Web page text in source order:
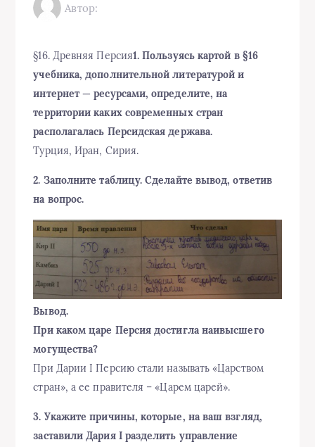
Автор:
§16. Древняя Персия1. Пользуясь картой в §16
учебника, дополнительной литературой и
интернет — ресурсами, определите, на
территории каких современных стран
располагалась Персидская держава.
Турция, Иран, Сирия.
2. Заполните таблицу. Сделайте вывод, ответив
на вопрос.
Вывод.
При каком царе Персия достигла наивысшего
могущества?
При Дарии I Персию стали называть «Царством
стран», а ее правителя – «Царем царей».
3. Укажите причины, которые, на ваш взгляд,
заставили Дария I разделить управление